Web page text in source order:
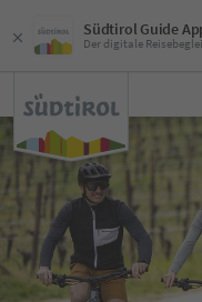
Südtirol Guide
Der digitale